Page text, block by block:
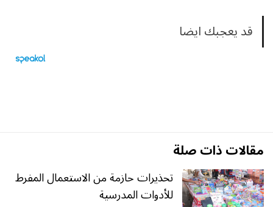
قد يعجبك ايضا
مقالات ذات صلة
تحذيرات حازمة من الاستعمال المفرط
للأدوات المدرسية